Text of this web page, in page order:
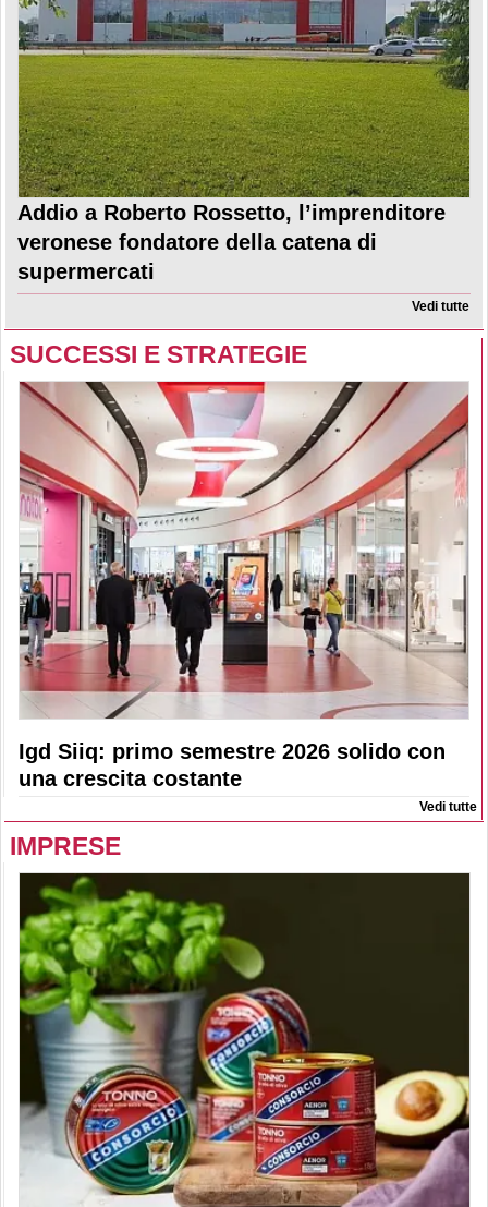
Addio a Roberto Rossetto, l’imprenditore
veronese fondatore della catena di
supermercati
Vedi tutte
SUCCESSI E STRATEGIE
Igd Siiq: primo semestre 2026 solido con
una crescita costante
Vedi tutte
IMPRESE